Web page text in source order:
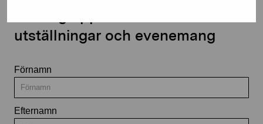
utställningar och evenemang
Förnamn
Efternamn